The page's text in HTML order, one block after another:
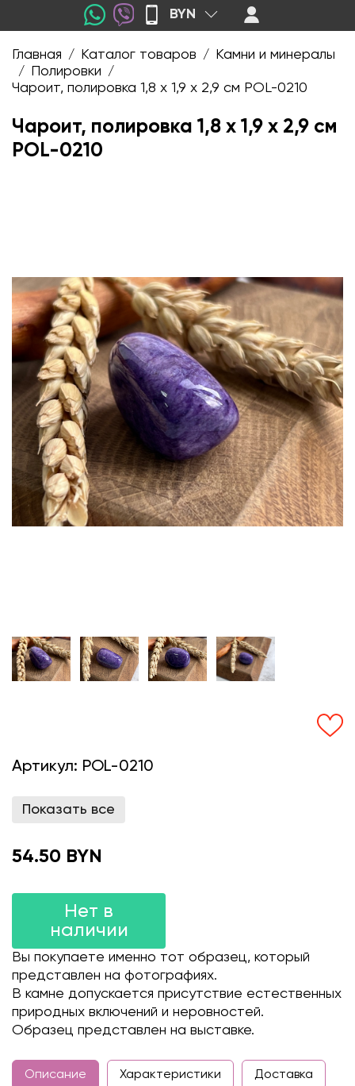
BYN
Главная / Каталог товаров / Камни и минералы
/ Полировки /
Чароит, полировка 1,8 х 1,9 х 2,9 см POL-0210
Чароит, полировка 1,8 х 1,9 х 2,9 см
POL-0210
Артикул: POL-0210
Показать все
54.50 BYN
Нет в
наличии
Вы покупаете именно тот образец, который
представлен на фотографиях.
В камне допускается присутствие естественных
природных включений и неровностей.
Образец представлен на выставке.
Описание Характеристики Доставка